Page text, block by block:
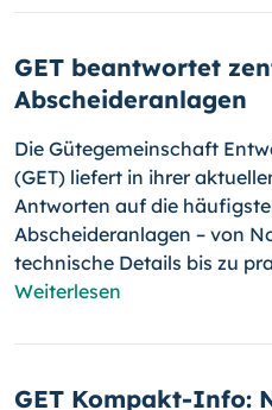
GET beantwortet
Abscheideranlagen
Die Gütegemeinschaft
(GET) liefert in ihrer
Antworten auf die
Abscheideranlagen – von
technische Details bis zu
Weiterlesen
GET Kompakt-Info: